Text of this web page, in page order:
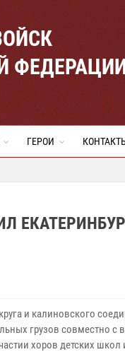
ГЕРОИ
и калиновского
грузов совместно с
хоров детских школ